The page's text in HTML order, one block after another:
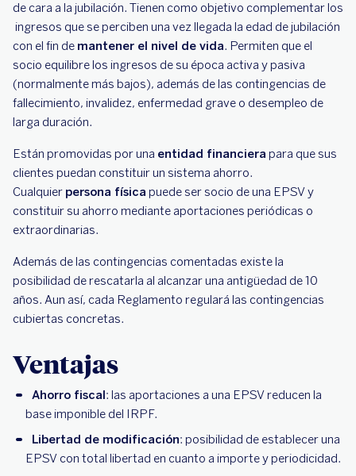
Aportaciones a favor de terceras personas
de cara a la jubilación. Tienen como objetivo complementar los
ingresos que se perciben una vez llegada la edad de jubilación
con el fin de mantener el nivel de vida. Permiten que el
socio equilibre los ingresos de su época activa y pasiva
(normalmente más bajos), además de las contingencias de
fallecimiento, invalidez, enfermedad grave o desempleo de
larga duración.
Están promovidas por una entidad financiera para que sus
clientes puedan constituir un sistema ahorro.
Cualquier persona física puede ser socio de una EPSV y
constituir su ahorro mediante aportaciones periódicas o
extraordinarias.
Además de las contingencias comentadas existe la
posibilidad de rescatarla al alcanzar una antigüedad de 10
años. Aun así, cada Reglamento regulará las contingencias
cubiertas concretas.
Ventajas
Ahorro fiscal: las aportaciones a una EPSV reducen la
base imponible del IRPF.
Libertad de modificación: posibilidad de establecer una
EPSV con total libertad en cuanto a importe y periodicidad.